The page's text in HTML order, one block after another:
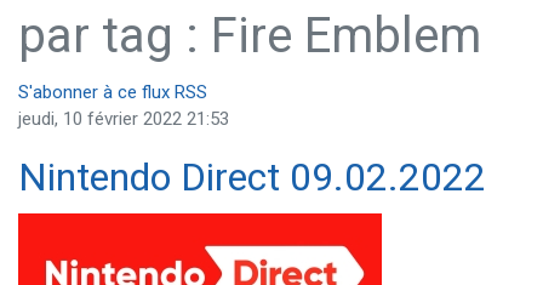
par tag : Fire Emblem
S'abonner à ce flux RSS
jeudi, 10 février 2022 21:53
Nintendo Direct 09.02.2022